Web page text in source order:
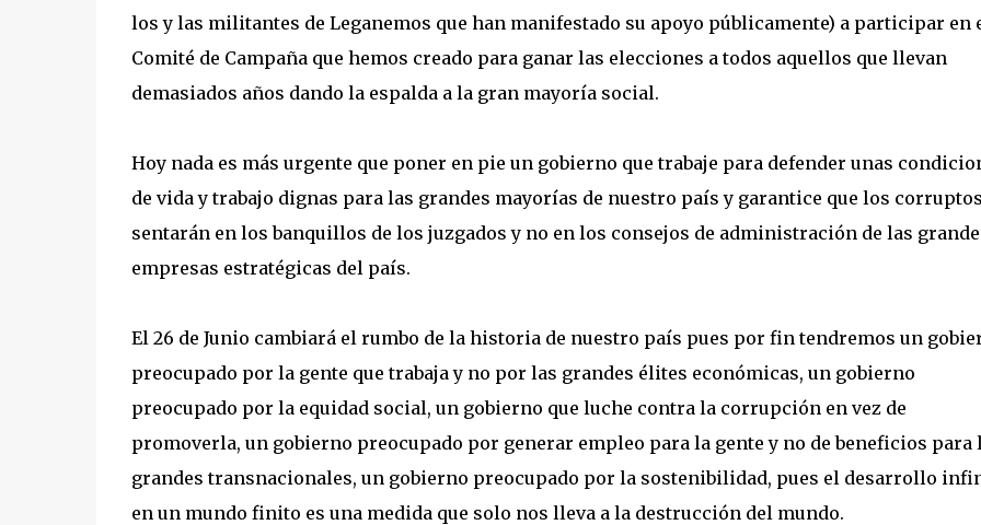
los y las militantes de Leganemos que han manifestado su apoyo públicamente) a participar en
Comité de Campaña que hemos creado para ganar las elecciones a todos aquellos que llevan
demasiados años dando la espalda a la gran mayoría social.
Hoy nada es más urgente que poner en pie un gobierno que trabaje para defender unas
de vida y trabajo dignas para las grandes mayorías de nuestro país y garantice que los
sentarán en los banquillos de los juzgados y no en los consejos de administración de las
empresas estratégicas del país.
El 26 de Junio cambiará el rumbo de la historia de nuestro país pues por fin tendremos un
preocupado por la gente que trabaja y no por las grandes élites económicas, un gobierno
preocupado por la equidad social, un gobierno que luche contra la corrupción en vez de
promoverla, un gobierno preocupado por generar empleo para la gente y no de beneficios para
grandes transnacionales, un gobierno preocupado por la sostenibilidad, pues el desarrollo
en un mundo finito es una medida que solo nos lleva a la destrucción del mundo.